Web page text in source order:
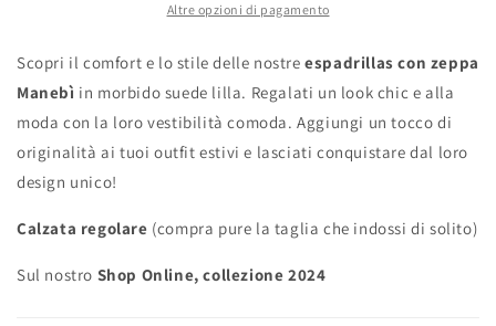
Altre opzioni di pagamento
Scopri il comfort e lo stile delle nostreespadrillas con zeppa
Manebì in morbido suede lilla. Regalati un look chic e alla
moda con la loro vestibilità comoda. Aggiungi un tocco di
originalità ai tuoi outfit estivi e lasciati conquistare dal loro
design unico!
Calzata regolare (compra pure la taglia che indossi di solito)
Sul nostro Shop Online, collezione 2024